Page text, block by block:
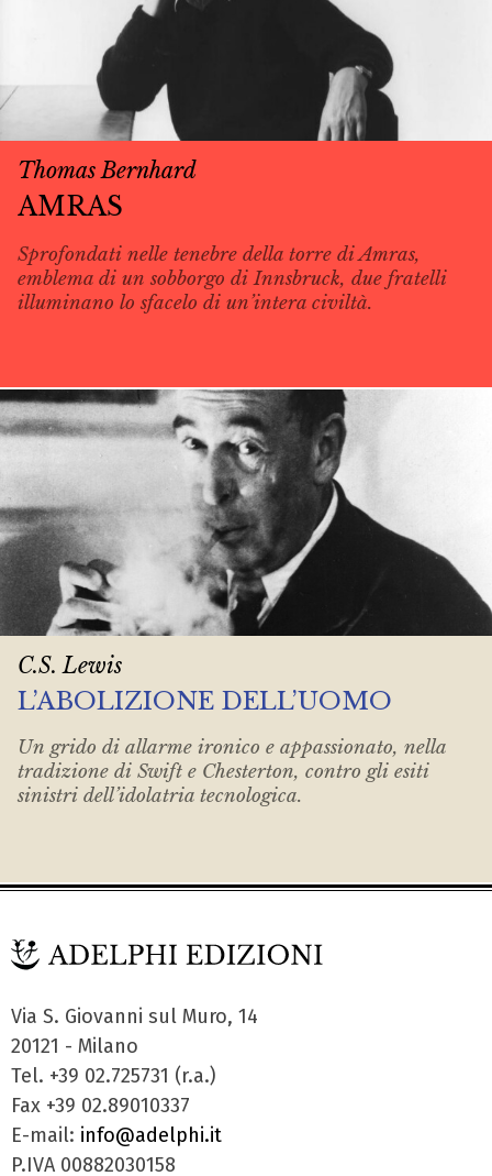
Thomas Bernhard
AMRAS
Sprofondati nelle tenebre della torre di Amras,
emblema di un sobborgo di Innsbruck, due fratelli
illuminano lo sfacelo di un’intera civiltà.
C.S. Lewis
L’ABOLIZIONE DELL’UOMO
Un grido di allarme ironico e appassionato, nella
tradizione di Swift e Chesterton, contro gli esiti
sinistri dell’idolatria tecnologica.
Via S. Giovanni sul Muro, 14
20121 - Milano
Tel. +39 02.725731 (r.a.)
Fax +39 02.89010337
E-mail: info@adelphi.it
P.IVA 00882030158